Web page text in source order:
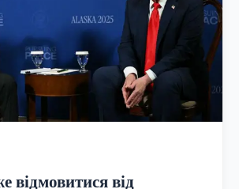
відмовитися від